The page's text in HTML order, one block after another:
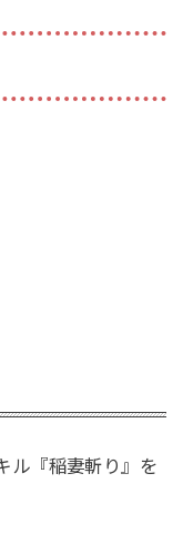
ル『稲妻斬り』を